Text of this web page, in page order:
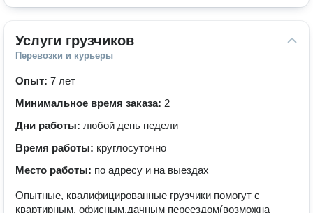
Услуги грузчиков
Перевозки и курьеры
Опыт: 7 лет
Минимальное время заказа: 2
Дни работы: любой день недели
Время работы: круглосуточно
Место работы: по адресу и на выездах
Опытные, квалифицированные грузчики помогут с
квартирным, офисным,дачным переездом(возможна